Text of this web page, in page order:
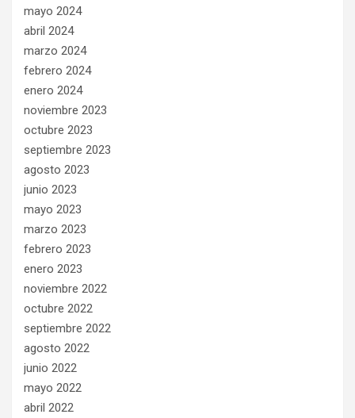
mayo 2024
abril 2024
marzo 2024
febrero 2024
enero 2024
noviembre 2023
octubre 2023
septiembre 2023
agosto 2023
junio 2023
mayo 2023
marzo 2023
febrero 2023
enero 2023
noviembre 2022
octubre 2022
septiembre 2022
agosto 2022
junio 2022
mayo 2022
abril 2022